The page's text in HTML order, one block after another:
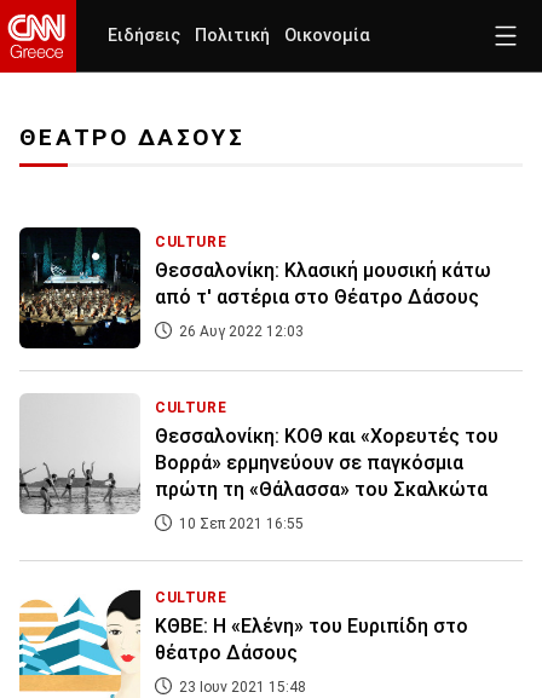
Ειδήσεις Πολιτική Οικονομία
ΘΕΑΤΡΟ ΔΑΣΟΥΣ
CULTURE
Θεσσαλονίκη: Κλασική μουσική κάτω
από τ' αστέρια στο Θέατρο Δάσους
26 Αυγ 2022 12:03
CULTURE
Θεσσαλονίκη: ΚΟΘ και «Χορευτές του
Βορρά» ερμηνεύουν σε παγκόσμια
πρώτη τη «Θάλασσα» του Σκαλκώτα
10 Σεπ 2021 16:55
CULTURE
ΚΘΒΕ: Η «Ελένη» του Ευριπίδη στο
θέατρο Δάσους
23 Ιουν 2021 15:48